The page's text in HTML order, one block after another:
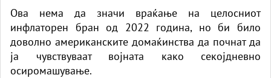
Ова нема да значи враќање на целосниот
инфлаторен бран од 2022 година, но би било
доволно американските домаќинства да почнат да
ја чувствуваат војната како секојдневно
осиромашување.